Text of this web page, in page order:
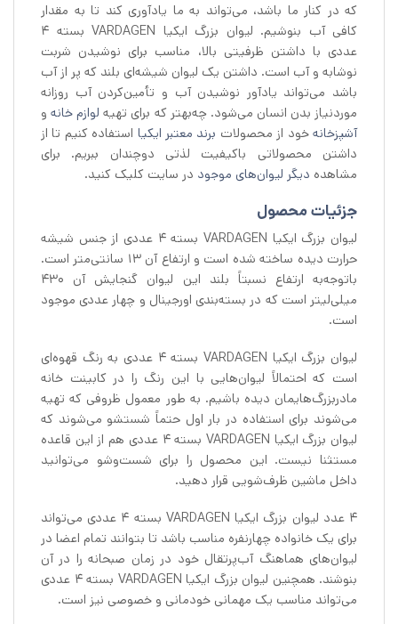
که در کنار ما باشد، می‌تواند به ما یادآوری کند تا به مقدار
کافی آب بنوشیم. لیوان بزرگ ایکیا VARDAGEN بسته 4
عددی با داشتن ظرفیتی بالا، مناسب برای نوشیدن شربت
نوشابه و آب است. داشتن یک لیوان شیشه‌ای بلند که پر از آب
باشد می‌تواند یادآور نوشیدن آب و تأمین‌کردن آب روزانه
موردنیاز بدن انسان می‌شود. چه‌بهتر که برای تهیه لوازم خانهو
آشپزخانهخود از محصولات برند معتبر ایکیا استفاده کنیم تا از
داشتن محصولاتی باکیفیت لذتی دوچندان ببریم. برای
مشاهده دیگر لیوان‌های موجود در سایت کلیک کنید.
جزئیات محصول
لیوان بزرگ ایکیا VARDAGEN بسته 4 عددی از جنس شیشه
حرارت دیده ساخته شده است و ارتفاع آن ۱۳ سانتی‌متر است.
باتوجه‌به ارتفاع نسبتاً بلند این لیوان گنجایش آن ۴۳۰
میلی‌لیتر است که در بسته‌بندی اورجینال و چهار عددی موجود
است.
لیوان بزرگ ایکیا VARDAGEN بسته 4 عددی به رنگ قهوه‌ای
است که احتمالاً لیوان‌هایی با این رنگ را در کابینت خانه
مادربزرگ‌هایمان دیده باشیم. به طور معمول ظروفی که تهیه
می‌شوند برای استفاده در بار اول حتماً شستشو می‌شوند که
لیوان بزرگ ایکیا VARDAGEN بسته 4 عددی هم از این قاعده
مستثنا نیست. این محصول را برای شست‌وشو می‌توانید
داخل ماشین ظرف‌شویی قرار دهید.
۴ عدد لیوان بزرگ ایکیا VARDAGEN بسته 4 عددی می‌تواند
برای یک خانواده چهارنفره مناسب باشد تا بتوانند تمام اعضا در
لیوان‌های هماهنگ آب‌پرتقال خود در زمان صبحانه را در آن
بنوشند. همچنین لیوان بزرگ ایکیا VARDAGEN بسته 4 عددی
می‌تواند مناسب یک مهمانی خودمانی و خصوصی نیز است.